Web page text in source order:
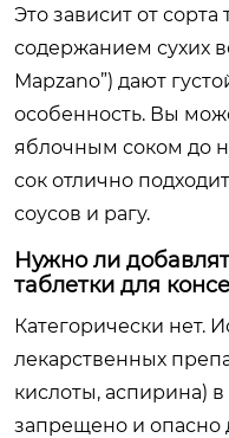
Это зависит от
содержанием сухих
Марzano”) дают
особенность. Вы
яблочным соком до
сок отлично
соусов и рагу.
Нужно ли
таблетки для
Категорически нет.
лекарственных
кислоты, аспирина)
запрещено и опасно